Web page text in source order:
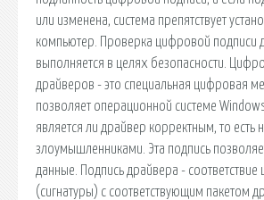
или изменена, система препятствует
компьютер. Проверка цифровой подписи
выполняется в целях безопасности.
драйверов - это специальная цифровая
позволяет операционной системе
является ли драйвер корректным, то есть
злоумышленниками. Эта подпись
данные. Подпись драйвера -
(сигнатуры) с соответствующим пакетом